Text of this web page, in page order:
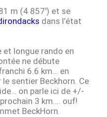
m (4 857′) et se
dans l’état
longue rando en
ne débute
6.6 km… en
sentier Beckhorn. Ce
on parle ici de +/-
3 km…. ouf!
BeckHorn.